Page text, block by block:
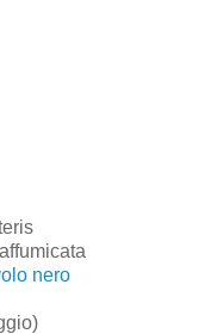
nero